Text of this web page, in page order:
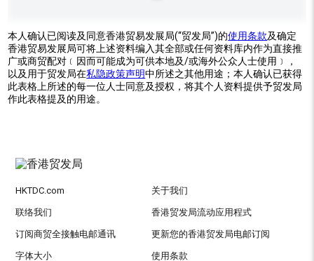
本人确认已阅读及同意香港贸易发展局(“贸发局”)的使用条款及确定
香港贸易发展局可将上述资料编入其全部或任何资料库内作为直接推
广或商贸配对﹝因而可能成为可供本地及/或海外公众人士使用﹞，
以及用于贸发局在私隐政策声明中所述之其他用途；本人确认已获得
此表格上所述的每一位人士同意及授权，将其个人资料提供予贸发局
作此表格提及的用途。
HKTDC.com 关于我们
联络我们 香港贸发局流动应用程式
订阅商贸全接触电邮通讯 更新您的香港贸发局电邮订阅
字体大小 使用条款